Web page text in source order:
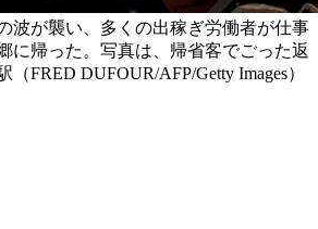
波が襲い、多くの出稼ぎ労働者が仕事
に帰った。写真は、帰省客でごった返
FRED DUFOUR/AFP/Getty Images）